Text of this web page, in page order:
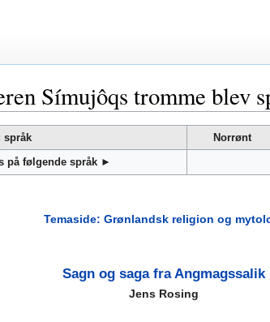
Símujôqs tromme
språk Norrønt
på følgende språk ►
Temaside: Grønlandsk religion og
Sagn og saga fra Angmagssalik
Jens Rosing